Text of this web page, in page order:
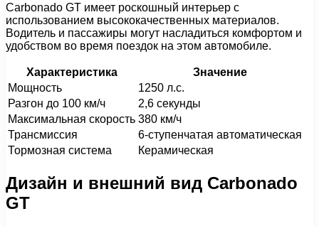
Carbonado GT имеет роскошный интерьер с
использованием высококачественных материалов.
Водитель и пассажиры могут насладиться комфортом и
удобством во время поездок на этом автомобиле.
Характеристика
Значение
Мощность
1250 л.с.
Разгон до 100 км/ч
2,6 секунды
Максимальная скорость 380 км/ч
Трансмиссия
6-ступенчатая автоматическая
Тормозная система
Керамическая
Дизайн и внешний вид Carbonado
GT